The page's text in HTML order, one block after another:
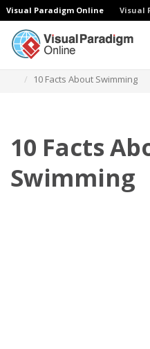
Visual Paradigm Online Visual
10 Facts About Swimming
10 Facts
Swimming